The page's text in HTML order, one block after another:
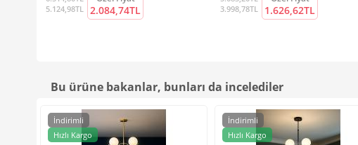
5.124,98TL 2.084,74TL
3.998,78TL
1.626,62TL
Bu ürüne bakanlar, bunları da incelediler
İndirimli
Hızlı Kargo
İndirimli
Hızlı Kargo